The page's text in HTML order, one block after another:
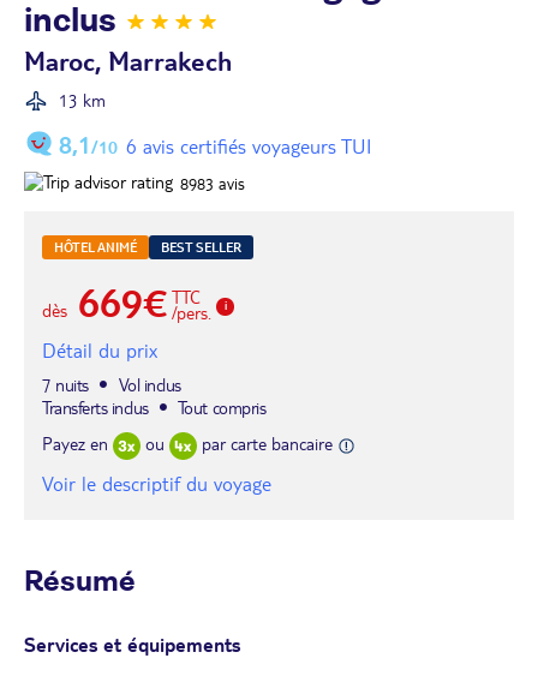
inclus
Maroc, Marrakech
13 km
8,1/10 6 avis certifiés voyageurs TUI
8983 avis
HÔTEL ANIMÉ BEST SELLER
dès 669€ TTC
/pers.
Détail du prix
7 nuits
Vol inclus
Transferts inclus
Tout compris
Payez en
ou par carte bancaire
Voir le descriptif du voyage
Résumé
Services et équipements